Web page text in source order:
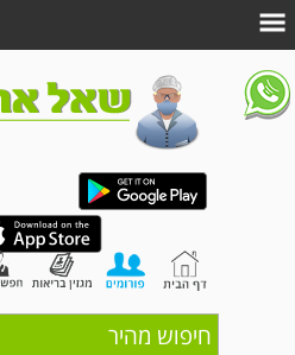
חיפוש מהיר